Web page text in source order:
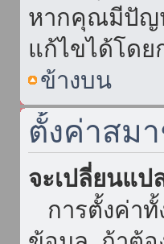
หากคุณมีปัญห
แก้ไขได้โดย
ข้างบน
ตั้งค่าสม
จะเปลี่ยนแป
การตั้งค่าทั้